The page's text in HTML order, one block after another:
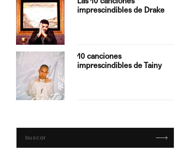
imprescindibles de Drake
10 canciones
imprescindibles de Tainy